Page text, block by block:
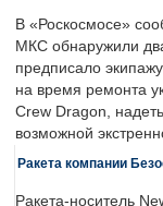
В «Роскосмосе»
МКС обнаружили
предписало
на время ремонта
Crew Dragon,
возможной
Ракета компании
Ракета-носитель